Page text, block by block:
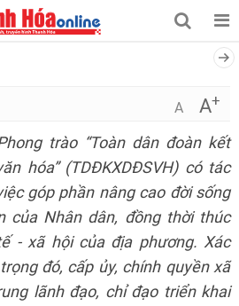
A A+
trào “Toàn dân đoàn kết
hóa” (TDĐKXDĐSVH) có tác
góp phần nâng cao đời sống
của Nhân dân, đồng thời thúc
- xã hội của địa phương. Xác
đó, cấp ủy, chính quyền xã
lãnh đạo, chỉ đạo triển khai